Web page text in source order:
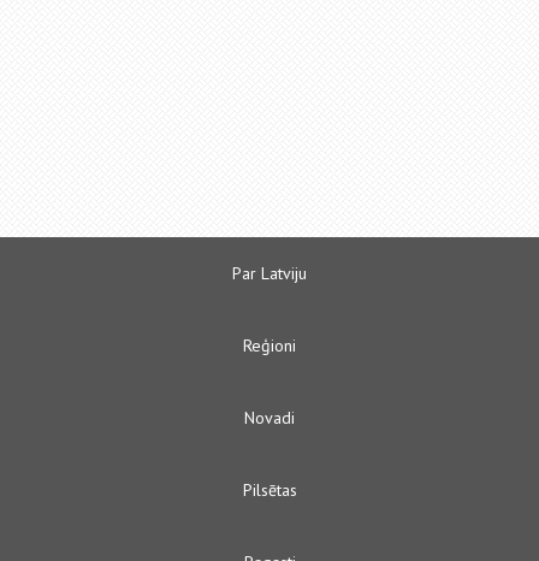
Par Latviju
Reģioni
Novadi
Pilsētas